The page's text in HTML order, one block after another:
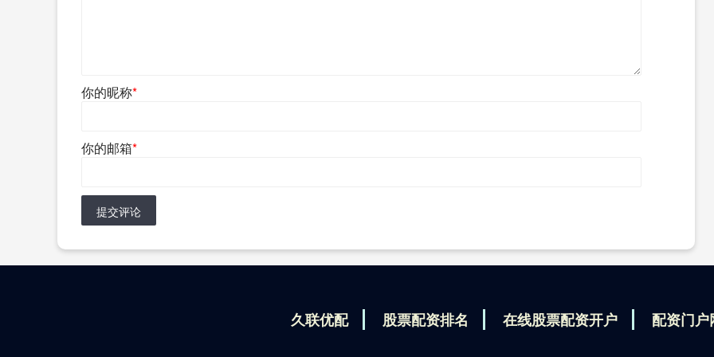
你的昵称*
你的邮箱*
提交评论
久联优配 股票配资排名 在线股票配资开户 配资门户